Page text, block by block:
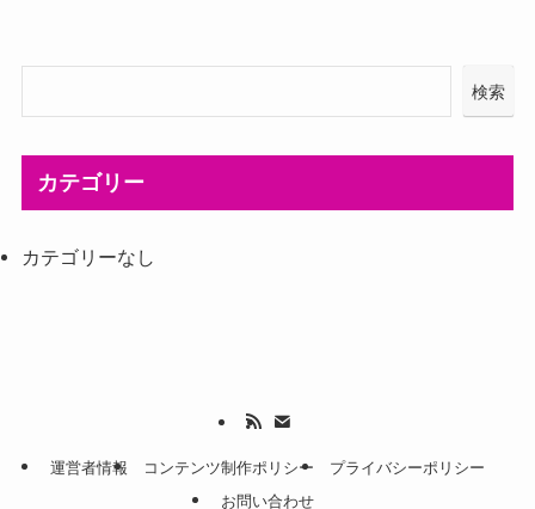
検索
カテゴリー
カテゴリーなし
運営者情報 コンテンツ制作ポリシー
プライバシーポリシー
お問い合わせ